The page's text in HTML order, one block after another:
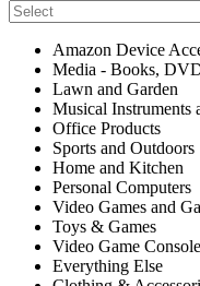
Amazon Device
Media - Books,
Lawn and Garden
Musical Instruments
Office Products
Sports and Outdoors
Home and Kitchen
Personal Computers
Video Games and
Toys & Games
Video Game
Everything Else